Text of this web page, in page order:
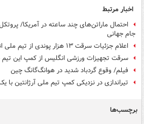
اخبار مرتبط
احتمال ماراتن‌های چند ساعته در آمریکا/
جام جهانی
اعلام جزئیات سرقت ۱۳ هزار پوندی از تیم ملی انگلیس در جام‌جهانی
سرقت تجهیزات ورزشی انگلیس از کمپ این تیم
فیلم/ وقوع گردباد شدید در هوانگ‌گانگ چین
تیراندازی در نزدیکی کمپ تیم ملی آرژانتین با یک
برچسب‌ها